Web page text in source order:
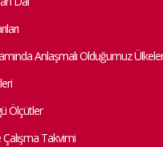
Anlaşmalı Olduğumuz
Ölçütler
Takvimi